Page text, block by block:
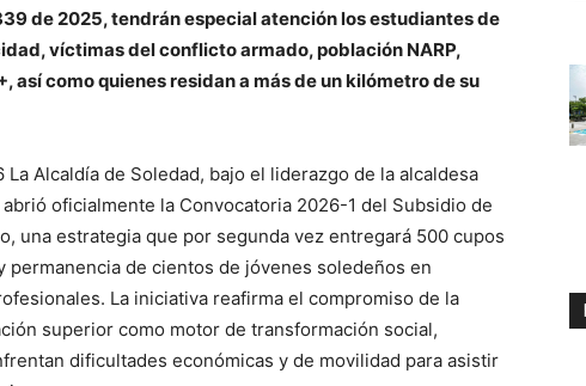
de 2025, tendrán especial atención los estudiantes de
víctimas del conflicto armado, población NARP,
así como quienes residan a más de un kilómetro de su
La Alcaldía de Soledad, bajo el liderazgo de la alcaldesa
oficialmente la Convocatoria 2026-1 del Subsidio de
una estrategia que por segunda vez entregará 500 cupos
permanencia de cientos de jóvenes soledeños en
La iniciativa reafirma el compromiso de la
superior como motor de transformación social,
dificultades económicas y de movilidad para asistir